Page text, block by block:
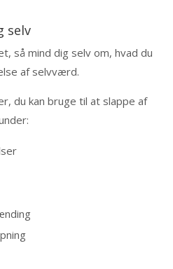
selv
så mind dig selv om, hvad du
af selvværd.
du kan bruge til at slappe af